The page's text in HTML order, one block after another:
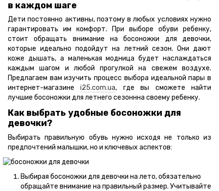
в каждом шаге
Дети постоянно активны, поэтому в любых условиях нужно
гарантировать им комфорт. При выборе обуви ребенку,
стоит обращать внимание на босоножки для девочки,
которые идеально подойдут на летний сезон. Они дают
коже дышать, а маленькая модница будет наслаждаться
каждым шагом и любой прогулкой на свежем воздухе.
Предлагаем вам изучить процесс выбора идеальной пары в
интернет-магазинеi25.com.ua, где вы сможете найти
лучшие босоножки для летнего сезоннна своему ребенку.
Как выбрать удобные босоножки для
девочки?
Выбирать правильную обувь нужно исходя не только из
предпочтений малышки, но и ключевых аспектов:
Выбирая босоножки для девочки на лето, обязательно
обращайте внимание на правильный размер. Учитывайте